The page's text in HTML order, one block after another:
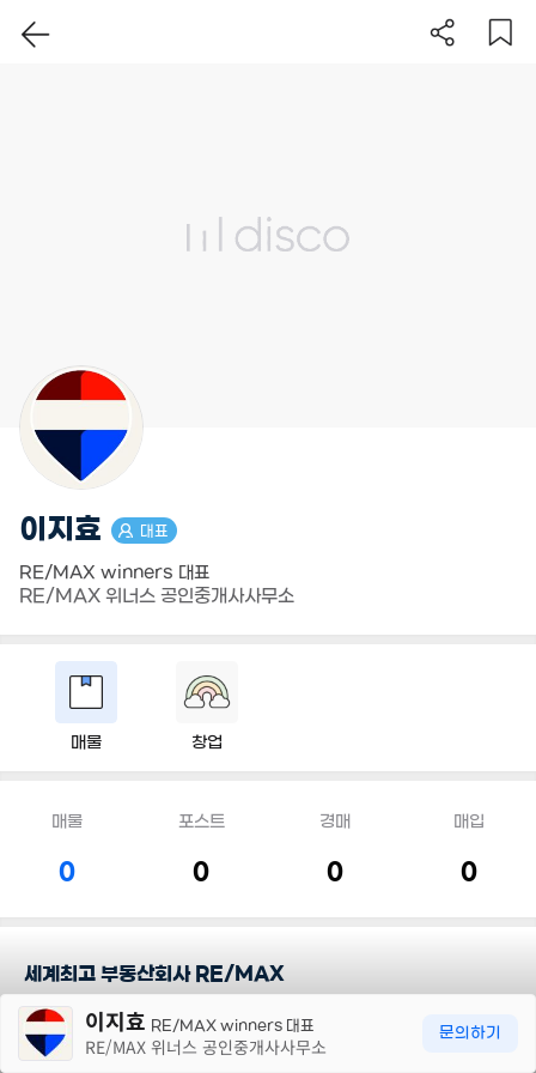
이지효 대표
RE/MAX winners 대표
RE/MAX 위너스 공인중개사사무소
매물 창업
매물
0
포스트
0
경매
0
매입
0
세계최고 부동산회사 RE/MAX
담당지역이지효 RE/MAX winners 대표
RE/MAX 위너스 공인중개사사무소
문의하기